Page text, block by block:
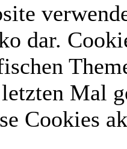
dar.
Mal
Cookies